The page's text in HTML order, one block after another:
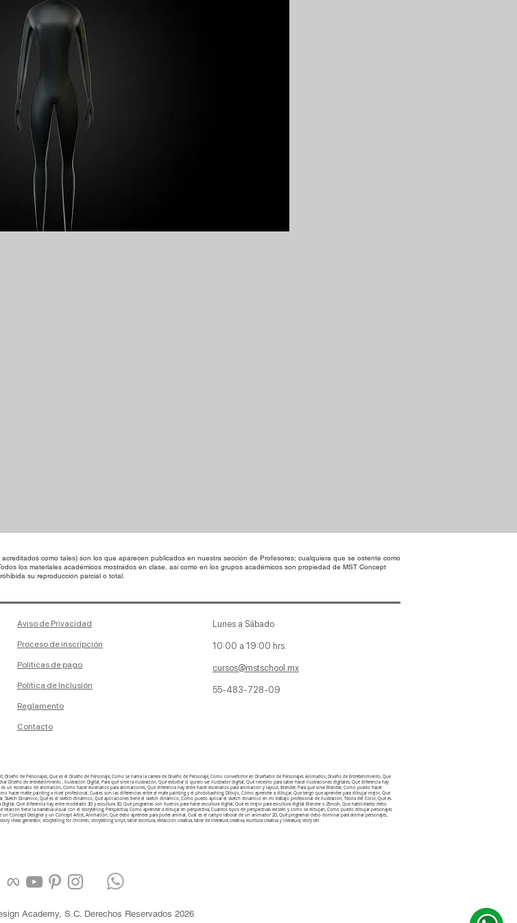
como tales) son los que aparecen publicados en nuestra sección de Profesores; cualquiera que se ostente como
los materiales académicos mostrados en clase, así como en los grupos académicos son propiedad de MST Concept
su reproducción parcial o total.
Aviso de Privacidad
Proceso de inscripción
Políticas de pago
Política de Inclusión
Reglamento
Contacto
Lunes a Sábado
10:00 a 19:00 hrs.
cursos@mstschool.mx
55-483-728-09
de Personajes, Que es el Diseño de Personaje, Como se llama la carrera de Diseño de Personaje, Como convertirme en Diseñador de Personajes Animados, Diseño de Entretenimiento, Que
de entretenimiento , Ilustración Digital, Para qué sirve la ilustración, Qué estudiar si quiero ser ilustrador digital, Qué necesito para saber hacer ilustraciones digitales, Que diferencia hay
escenario de animación, Cómo hacer escenarios para animaciones, Que diferencia hay entre hacer escenarios para animación y layout, Blender, Para que sirve Blender, Como puedo hacer
hacer matte painting a nivel profesional, Cuales son las diferencias entre el mate painting y el photobashing, Dibujo, Cómo aprender a dibujar, Que tengo que aprender para dibujar mejor, Qué
Dinámico, Qué es el sketch dinámico, Qué aplicaciones tiene el sketch dinámico, Como puedo aplicar el sketch dinámico en mi trabajo profesional de ilustración, Teoria del Color, Qué es
Qué diferencia hay entre modelado 3D y escultura 3D, Qué programas son buenos para hacer escultura digital, Qué es mejor para escultura digital Blender o Zbrush, Que habilidades debo
relación tiene la narrativa visual con el storytelling, Perspectiva, Como aprender a dibujar en perspectiva, Cuantos tipos de perspectivas existen y como se dibujan, Como puedo dibujar personajes
Concept Designer y un Concept Artist, Animación, Que debo aprender para poder animar, Cuál es el campo laboral de un animador 2D, Qué programas debo dominar para animar personajes,
ideas generator, storytelling for children, storytelling script, taller escritura, redacción creativa, taller de literatura creativa, escritura creativa y literatura, story tell
Academy, S.C. Derechos Reservados 2026